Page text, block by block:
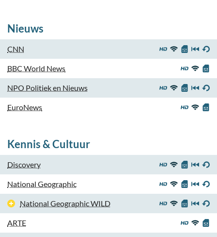
Nieuws
CNN
BBC World News
NPO Politiek en Nieuws
EuroNews
Kennis & Cultuur
Discovery
National Geographic
National Geographic WILD
ARTE